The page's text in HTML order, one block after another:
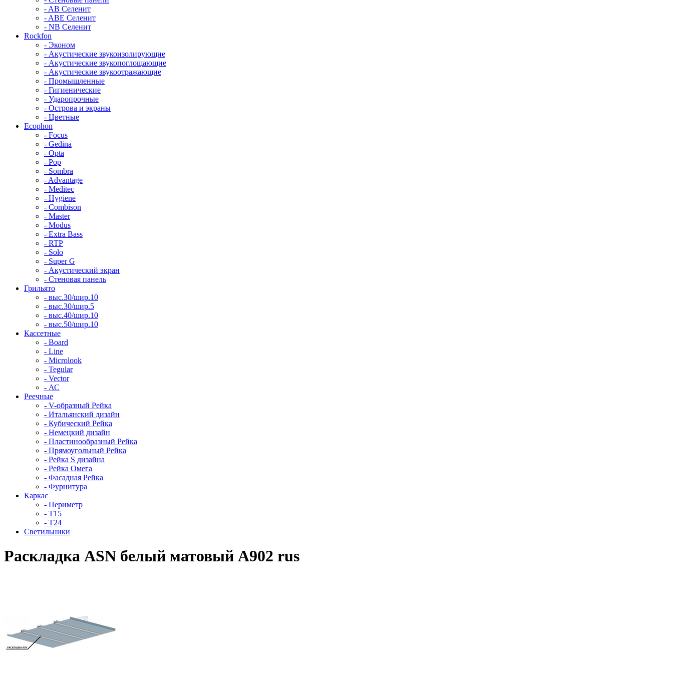
- AB Селенит
- ABE Селенит
- NB Селенит
Rockfon
- Эконом
- Акустические звукоизолирующие
- Акустические звукопоглощающие
- Акустические звукоотражающие
- Промышленные
- Гигиенические
- Ударопрочные
- Острова и экраны
- Цветные
Ecophon
- Focus
- Gedina
- Opta
- Pop
- Sombra
- Advantage
- Meditec
- Hygiene
- Combison
- Master
- Modus
- Extra Bass
- RTP
- Solo
- Super G
- Акустический экран
- Стеновая панель
Грильято
- выс.30/шир.10
- выс.30/шир.5
- выс.40/шир.10
- выс.50/шир.10
Кассетные
- Board
- Line
- Microlook
- Tegular
- Vector
- АС
Реечные
- V-образный Рейка
- Итальянский дизайн
- Кубический Рейка
- Немецкий дизайн
- Пластинообразный Рейка
- Прямоугольный Рейка
- Рейка S дизайна
- Рейка Омега
- Фасадная Рейка
- Фурнитура
Каркас
- Периметр
- Т15
- Т24
Светильники
Раскладка ASN белый матовый A902 rus